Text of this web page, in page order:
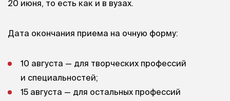
20 июня, то есть как и в вузах.
Дата окончания приема на очную форму:
10 августа — для творческих профессий
и специальностей;
15 августа — для остальных профессий